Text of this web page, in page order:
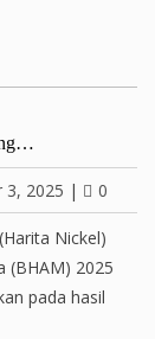
3, 2025 | 0
Nickel)
(BHAM) 2025
pada hasil